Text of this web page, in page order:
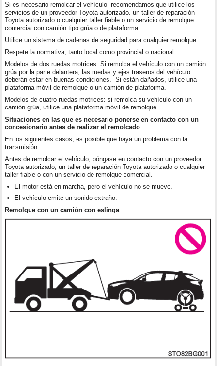
Si es necesario remolcar el vehículo, recomendamos que utilice los
servicios de un proveedor Toyota autorizado, un taller de reparación
Toyota autorizado o cualquier taller fiable o un servicio de remolque
comercial con camión tipo grúa o de plataforma.
Utilice un sistema de cadenas de seguridad para cualquier remolque.
Respete la normativa, tanto local como provincial o nacional.
Modelos de dos ruedas motrices: Si remolca el vehículo con un camión
grúa por la parte delantera, las ruedas y ejes traseros del vehículo
deberán estar en buenas condiciones. Si están dañados, utilice una
plataforma móvil de remolque o un camión de plataforma.
Modelos de cuatro ruedas motrices: si remolca su vehículo con un
camión grúa, utilice una plataforma móvil de remolque
Situaciones en las que es necesario ponerse en contacto con un
concesionario antes de realizar el remolcado
En los siguientes casos, es posible que haya un problema con la
transmisión.
Antes de remolcar el vehículo, póngase en contacto con un proveedor
Toyota autorizado, un taller de reparación Toyota autorizado o cualquier
taller fiable o con un servicio de remolque comercial.
El motor está en marcha, pero el vehículo no se mueve.
El vehículo emite un sonido extraño.
Remolque con un camión con eslinga